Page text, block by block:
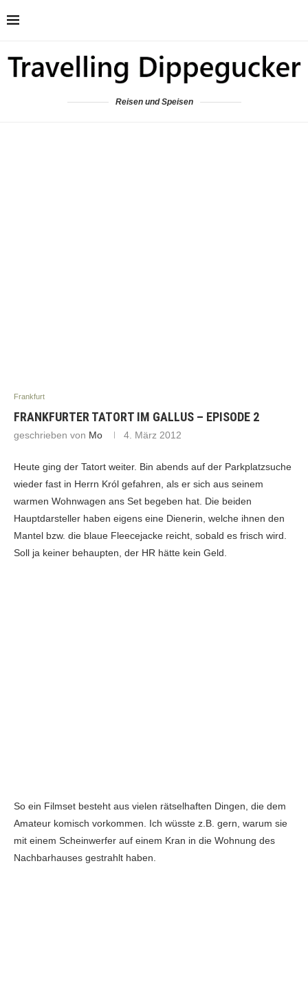
Reisen und Speisen
Frankfurt
FRANKFURTER TATORT IM GALLUS – EPISODE 2
geschrieben von Mo 4. März 2012
Heute ging der Tatort weiter. Bin abends auf der Parkplatzsuche
wieder fast in Herrn Król gefahren, als er sich aus seinem
warmen Wohnwagen ans Set begeben hat. Die beiden
Hauptdarsteller haben eigens eine Dienerin, welche ihnen den
Mantel bzw. die blaue Fleecejacke reicht, sobald es frisch wird.
Soll ja keiner behaupten, der HR hätte kein Geld.
So ein Filmset besteht aus vielen rätselhaften Dingen, die dem
Amateur komisch vorkommen. Ich wüsste z.B. gern, warum sie
mit einem Scheinwerfer auf einem Kran in die Wohnung des
Nachbarhauses gestrahlt haben.